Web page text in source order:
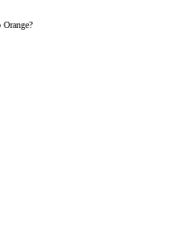
Orange?